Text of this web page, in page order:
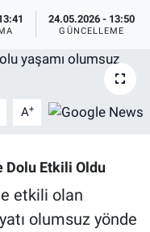
24.05.2026 - 13:50
GÜNCELLEME
A+
Dolu Etkili Oldu
etkili olan
olumsuz yönde